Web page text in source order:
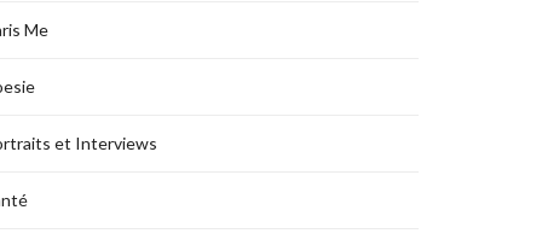
Me
et Interviews